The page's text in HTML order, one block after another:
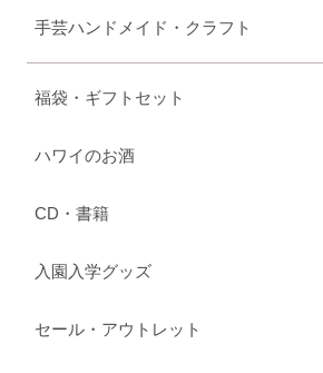
手芸ハンドメイド・クラフト
福袋・ギフトセット
ハワイのお酒
CD・書籍
入園入学グッズ
セール・アウトレット